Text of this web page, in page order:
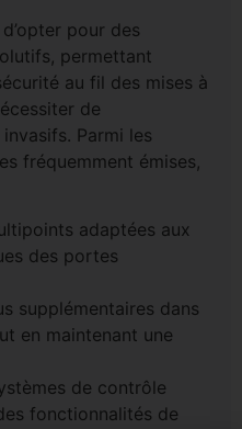
pour des
permettant
au fil des mises à
de
Parmi les
fréquemment émises,
adaptées aux
des portes
supplémentaires dans
en maintenant une
de contrôle
fonctionnalités de